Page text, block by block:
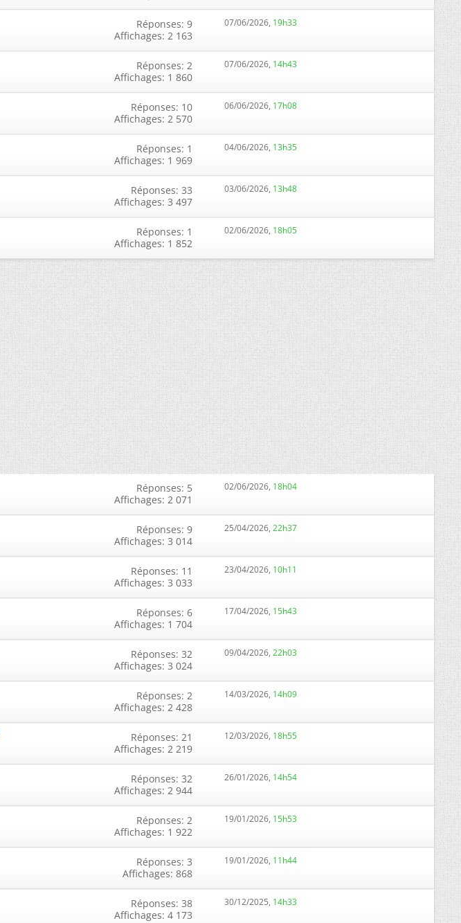
Réponses: 9
Affichages: 2 163
07/06/2026, 19h33
Réponses: 2
Affichages: 1 860
07/06/2026, 14h43
Réponses: 10
Affichages: 2 570
06/06/2026, 17h08
Réponses: 1
Affichages: 1 969
04/06/2026, 13h35
Réponses: 33
Affichages: 3 497
03/06/2026, 13h48
Réponses: 1
Affichages: 1 852
02/06/2026, 18h05
Réponses: 5
Affichages: 2 071
02/06/2026, 18h04
Réponses: 9
Affichages: 3 014
25/04/2026, 22h37
Réponses: 11
Affichages: 3 033
23/04/2026, 10h11
Réponses: 6
Affichages: 1 704
17/04/2026, 15h43
Réponses: 32
Affichages: 3 024
09/04/2026, 22h03
Réponses: 2
Affichages: 2 428
14/03/2026, 14h09
Réponses: 21
Affichages: 2 219
12/03/2026, 18h55
Réponses: 32
Affichages: 2 944
26/01/2026, 14h54
Réponses: 2
Affichages: 1 922
19/01/2026, 15h53
Réponses: 3
Affichages: 868
19/01/2026, 11h44
Réponses: 38
Affichages: 4 173
30/12/2025, 14h33